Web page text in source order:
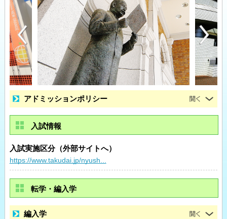
アドミッションポリシー
入試情報
入試実施区分（外部サイトへ）
https://www.takudai.jp/nyush...
転学・編入学
編入学